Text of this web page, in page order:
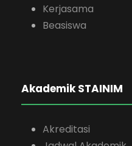
Kerjasama
Beasiswa
Akademik STAINIM
Akreditasi